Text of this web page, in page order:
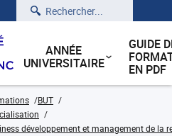
Rechercher
ANNÉE
UNIVERSITAIRE
GUIDE
EN PDF
BUT
développement et management de